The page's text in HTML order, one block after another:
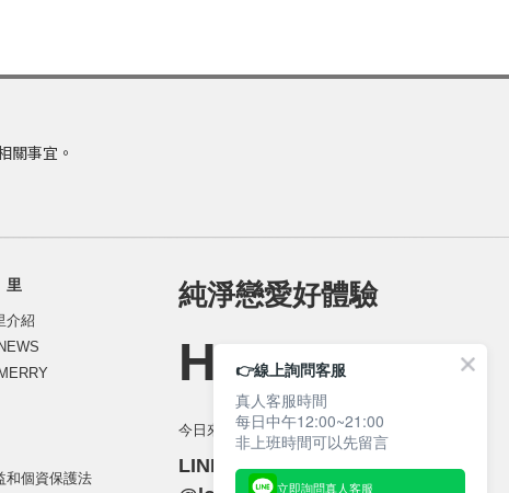
關事宜。
里
介紹
和個資保護法
純淨戀愛好體驗
HELLO_
今日來約會／YOUTUBE 頻道
LINE 活動客服 ：
👉線上詢問客服
真人客服時間
每日中午12:00~21:00
非上班時間可以先留言
立即詢問真人客服